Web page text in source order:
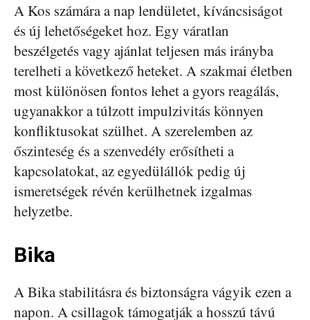
A Kos számára a nap lendületet, kíváncsiságot
és új lehetőségeket hoz. Egy váratlan
beszélgetés vagy ajánlat teljesen más irányba
terelheti a következő heteket. A szakmai életben
most különösen fontos lehet a gyors reagálás,
ugyanakkor a túlzott impulzivitás könnyen
konfliktusokat szülhet. A szerelemben az
őszinteség és a szenvedély erősítheti a
kapcsolatokat, az egyedülállók pedig új
ismeretségek révén kerülhetnek izgalmas
helyzetbe.
Bika
A Bika stabilitásra és biztonságra vágyik ezen a
napon. A csillagok támogatják a hosszú távú